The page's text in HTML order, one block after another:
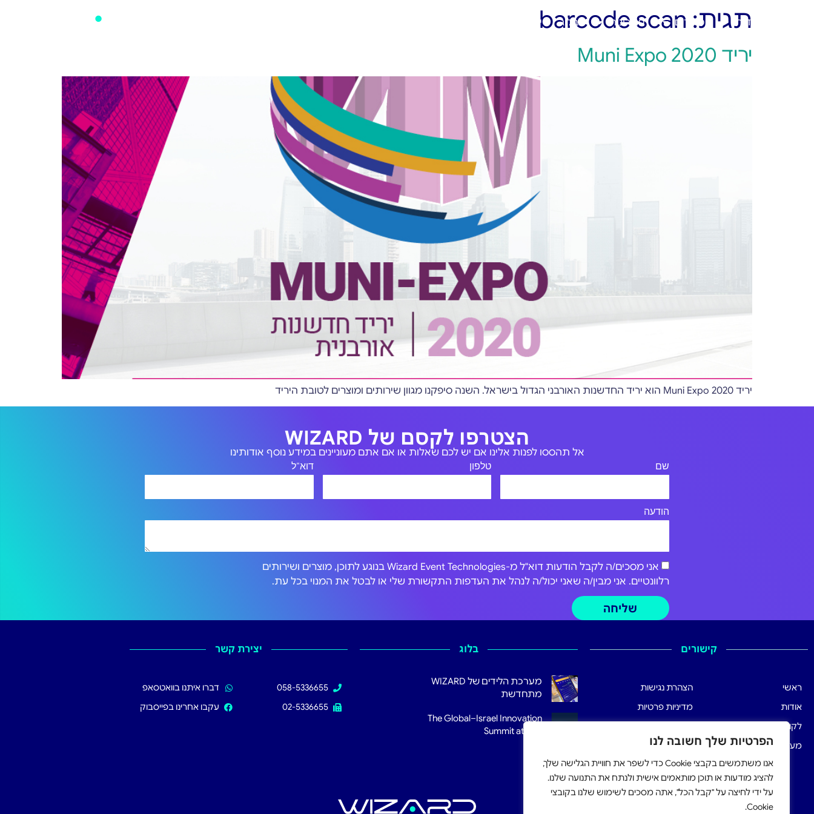
הפרטיות שלך חשובה לנו
אנו משתמשים בקבצי Cookie כדי לשפר את חוויית הגלישה שלך,
להציג מודעות או תוכן מותאמים אישית ולנתח את התנועה שלנו.
על ידי לחיצה על "קבל הכל", אתה מסכים לשימוש שלנו בקובצי
Cookie.
אודות מוצרים פתרונות בלוג יצירת קשר תגית: barcode scan
יריד Muni Expo 2020
יריד Muni Expo 2020 הוא יריד החדשנות האורבני הגדול בישראל. השנה סיפקנו מגוון שירותים ומוצרים לטובת היריד
הצטרפו לקסם של WIZARD
אל תהססו לפנות אלינו אם יש לכם שאלות או אם אתם מעוניינים במידע נוסף אודותינו
שם
טלפון דוא"ל
הודעה
אני מסכים/ה לקבל הודעות דוא"ל מ-Wizard Event Technologies בנוגע לתוכן, מוצרים ושירותים
רלוונטיים. אני מבין/ה שאני יכול/ה לנהל את העדפות התקשורת שלי או לבטל את המנוי בכל עת.
שליחה
קישורים
ראשי
אודות
לקוחותינו
מערכת הרישום
הצהרת נגישות
מדיניות פרטיות
בלוג
מערכת הלידים של WIZARD
מתחדשת
The Global–Israel Innovation
Summit at RSA
יצירת קשר
058-5336655
02-5336655
דברו איתנו בוואטסאפ
עקבו אחרינו בפייסבוק